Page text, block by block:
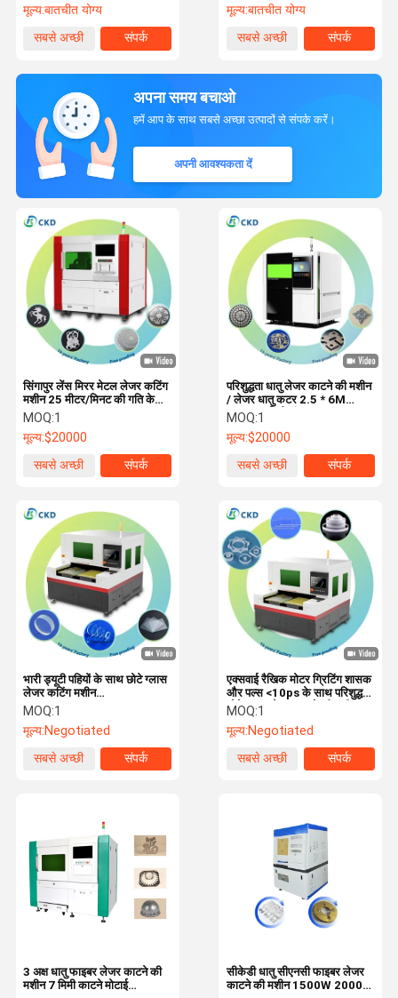
मूल्य:बातचीत योग्य
सबसे अच्छी
संपर्क
मूल्य:बातचीत योग्य
सबसे अच्छी
संपर्क
अपना समय बचाओ
हमें आप के साथ सबसे अच्छा उत्पादों से संपर्क करें।
अपनी आवश्यकता दें
परिशुद्धता धातु लेजर काटने की मशीन
/ लेजर धातु कटर 2.5 * 6M
0.0254 मिमी अंतर दर
MOQ:1
मूल्य:$20000
सबसे अच्छी
संपर्क
सिंगापुर लेंस मिरर मेटल लेजर कटिंग
मशीन 25 मीटर/मिनट की गति के
साथ
MOQ:1
मूल्य:$20000
सबसे अच्छी
संपर्क
एक्सवाई रैखिक मोटर ग्रिटिंग शासक
और पल्स <10ps के साथ परिशुद्धता
छोटे ग्लास लेजर काटने की मशीन
MOQ:1
मूल्य:Negotiated
सबसे अच्छी
संपर्क
भारी ड्यूटी पहियों के साथ छोटे ग्लास
लेजर कटिंग मशीन
400x500mm/600x700mm/600x900mm
MOQ:1
मूल्य:Negotiated
सबसे अच्छी
संपर्क
सीकेडी धातु सीएनसी फाइबर लेजर
काटने की मशीन 1500W 2000W
3 अक्ष धातु फाइबर लेजर काटने की
मशीन 7 मिमी काटने मोटाई